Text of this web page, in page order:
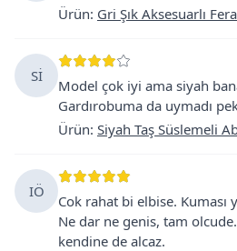
Ürün: Gri Şık Aksesuarlı
Sİ
Model çok iyi ama siyah
Gardırobuma da uymadı
Ürün: Siyah Taş Süslemeli
IÖ
Cok rahat bi elbise. Kuması
Ne dar ne genis, tam
kendine de alcaz.